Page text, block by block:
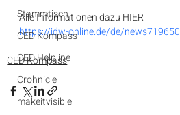
Stammtisch
CED Kompass
CED Helpline
Crohnicle
makeitvisible
Alle Informationen dazu HIER
https://idw-online.de/de/news719650
CED Kompass